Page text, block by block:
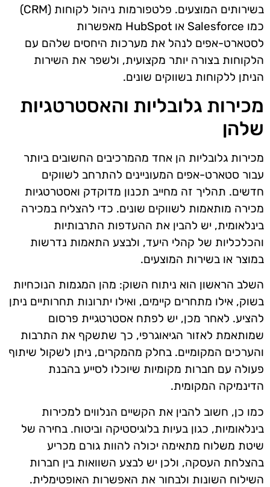
בשירותים המוצעים. פלטפורמות ניהול לקוחות (CRM)
כמו Salesforce או HubSpot מאפשרות
לסטארט-אפים לנהל את מערכות היחסים שלהם עם
הלקוחות בצורה יותר מקצועית, ולשפר את השירות
הניתן ללקוחות בשווקים שונים.
מכירות גלובליות והאסטרטגיות
שלהן
מכירות גלובליות הן אחד מהמרכיבים החשובים ביותר
עבור סטארט-אפים המעוניינים להתרחב לשווקים
חדשים. תהליך זה מחייב תכנון מדוקדק ואסטרטגיות
מכירה מותאמות לשווקים שונים. כדי להצליח במכירה
בינלאומית, יש להבין את ההעדפות התרבותיות
והכלכליות של קהלי היעד, ולבצע התאמות נדרשות
במוצר או בשירות המוצעים.
השלב הראשון הוא ניתוח השוק: מהן המגמות הנוכחיות
בשוק, אילו מתחרים קיימים, ואילו יתרונות תחרותיים ניתן
להציע. לאחר מכן, יש לפתח אסטרטגיית פרסום
שמותאמת לאזור הגיאוגרפי, כך שתשקף את התרבות
והערכים המקומיים. בחלק מהמקרים, ניתן לשקול שיתוף
פעולה עם חברות מקומיות שיוכלו לסייע בהבנת
הדינמיקה המקומית.
כמו כן, חשוב להבין את הקשיים הנלווים למכירות
בינלאומיות, כגון בעיות בלוגיסטיקה וביטוח. בחירה של
שיטת משלוח מתאימה יכולה להוות גורם מכריע
בהצלחת העסקה, ולכן יש לבצע השוואות בין חברות
השילוח השונות ולבחור את האפשרות האופטימלית.